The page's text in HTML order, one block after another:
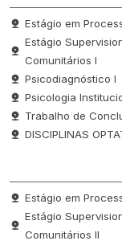
Estágio em
Estágio
Comunitários I
Psicodiagnóstico I
Psicologia
Trabalho de
DISCIPLINAS
Estágio em
Estágio
Comunitários II